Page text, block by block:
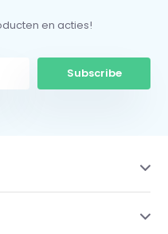
en acties!
Subscribe